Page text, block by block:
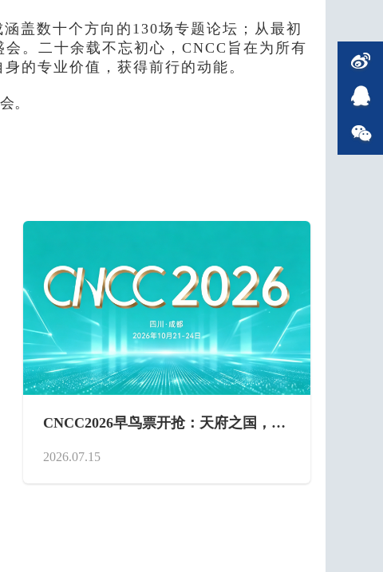
盖数十个方向的130场专题论坛；从最初
。二十余载不忘初心，CNCC旨在为所有
的专业价值，获得前行的动能。
。
CNCC2026早鸟票开抢：天府之国，智
2026.07.15